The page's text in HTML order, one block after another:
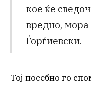
кое ќе
вредно, мора
Ѓорѓиевски.
Тој посебно го